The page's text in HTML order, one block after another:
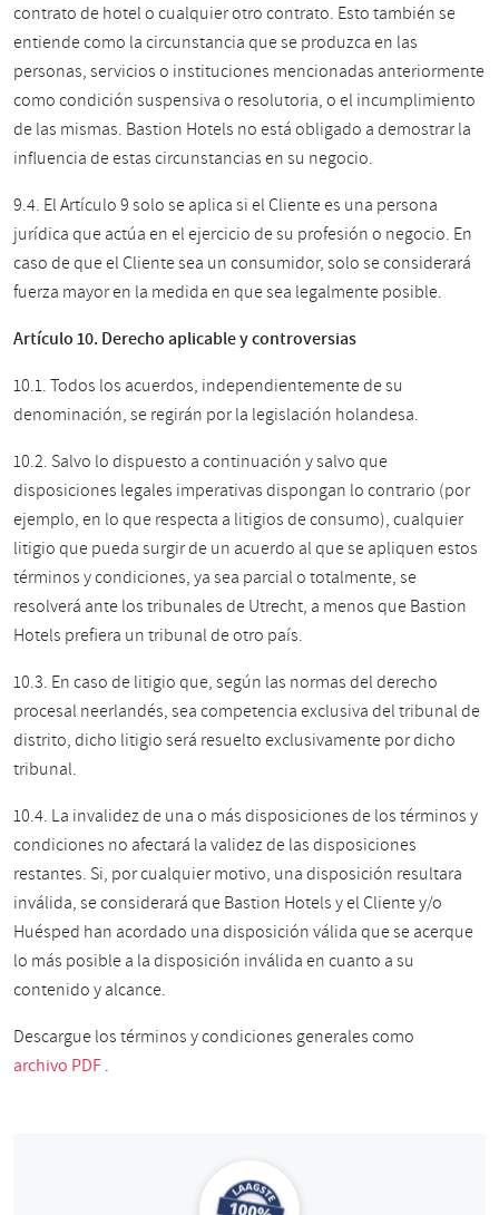
contrato de hotel o cualquier otro contrato. Esto también se
entiende como la circunstancia que se produzca en las
personas, servicios o instituciones mencionadas anteriormente
como condición suspensiva o resolutoria, o el incumplimiento
de las mismas. Bastion Hotels no está obligado a demostrar la
influencia de estas circunstancias en su negocio.
9.4. El Artículo 9 solo se aplica si el Cliente es una persona
jurídica que actúa en el ejercicio de su profesión o negocio. En
caso de que el Cliente sea un consumidor, solo se considerará
fuerza mayor en la medida en que sea legalmente posible.
Artículo 10. Derecho aplicable y controversias
10.1. Todos los acuerdos, independientemente de su
denominación, se regirán por la legislación holandesa.
10.2. Salvo lo dispuesto a continuación y salvo que
disposiciones legales imperativas dispongan lo contrario (por
ejemplo, en lo que respecta a litigios de consumo), cualquier
litigio que pueda surgir de un acuerdo al que se apliquen estos
términos y condiciones, ya sea parcial o totalmente, se
resolverá ante los tribunales de Utrecht, a menos que Bastion
Hotels prefiera un tribunal de otro país.
10.3. En caso de litigio que, según las normas del derecho
procesal neerlandés, sea competencia exclusiva del tribunal de
distrito, dicho litigio será resuelto exclusivamente por dicho
tribunal.
10.4. La invalidez de una o más disposiciones de los términos y
condiciones no afectará la validez de las disposiciones
restantes. Si, por cualquier motivo, una disposición resultara
inválida, se considerará que Bastion Hotels y el Cliente y/o
Huésped han acordado una disposición válida que se acerque
lo más posible a la disposición inválida en cuanto a su
contenido y alcance.
Descargue los términos y condiciones generales como
archivo PDF.